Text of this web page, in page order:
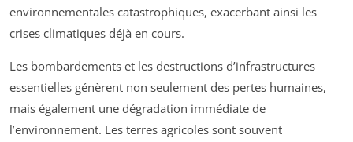
environnementales catastrophiques, exacerbant ainsi les
crises climatiques déjà en cours.
Les bombardements et les destructions d’infrastructures
essentielles génèrent non seulement des pertes humaines,
mais également une dégradation immédiate de
l’environnement. Les terres agricoles sont souvent